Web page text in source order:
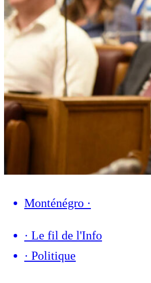
Monténégro ·
· Le fil de l'Info
· Politique